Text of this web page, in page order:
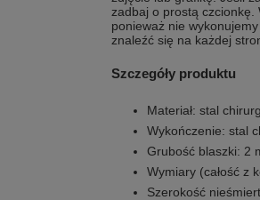
zadbaj o prostą czcionkę.
ponieważ nie
znaleźć się na każdej
Szczegóły produktu
Materiał: stal
Wykończenie: stal
Grubość blaszki: 2
Wymiary (całość z
Szerokość